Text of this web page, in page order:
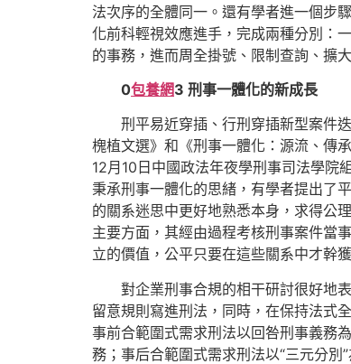
法次序的全體同一。還有學者進一個步
化前科輕視效應進手，完成兩種分別：
的事務，進而周全掛號、限制查詢、擴
0包養網3 刑事一體化的新成長
刑平易近穿插、行刑穿插新型案件
槐植文選》和《刑事一體化：源流、傳
12月10日中國政法年夜學刑事司法學院
秉承刑事一體化的思緒，有學者提出了
的關系迷思中更好地熟悉本身，求得公
主要方面，其經由過程考核刑事案件當
立的價值，公平只要在這些關系中才幹
對企業刑事合規的相干研討很好地
留意規則寫進刑法，同時，在保持法式
事前合範圍式需求刑法以回咎刑事義務
務；事后合範圍式需求刑法以“三元分